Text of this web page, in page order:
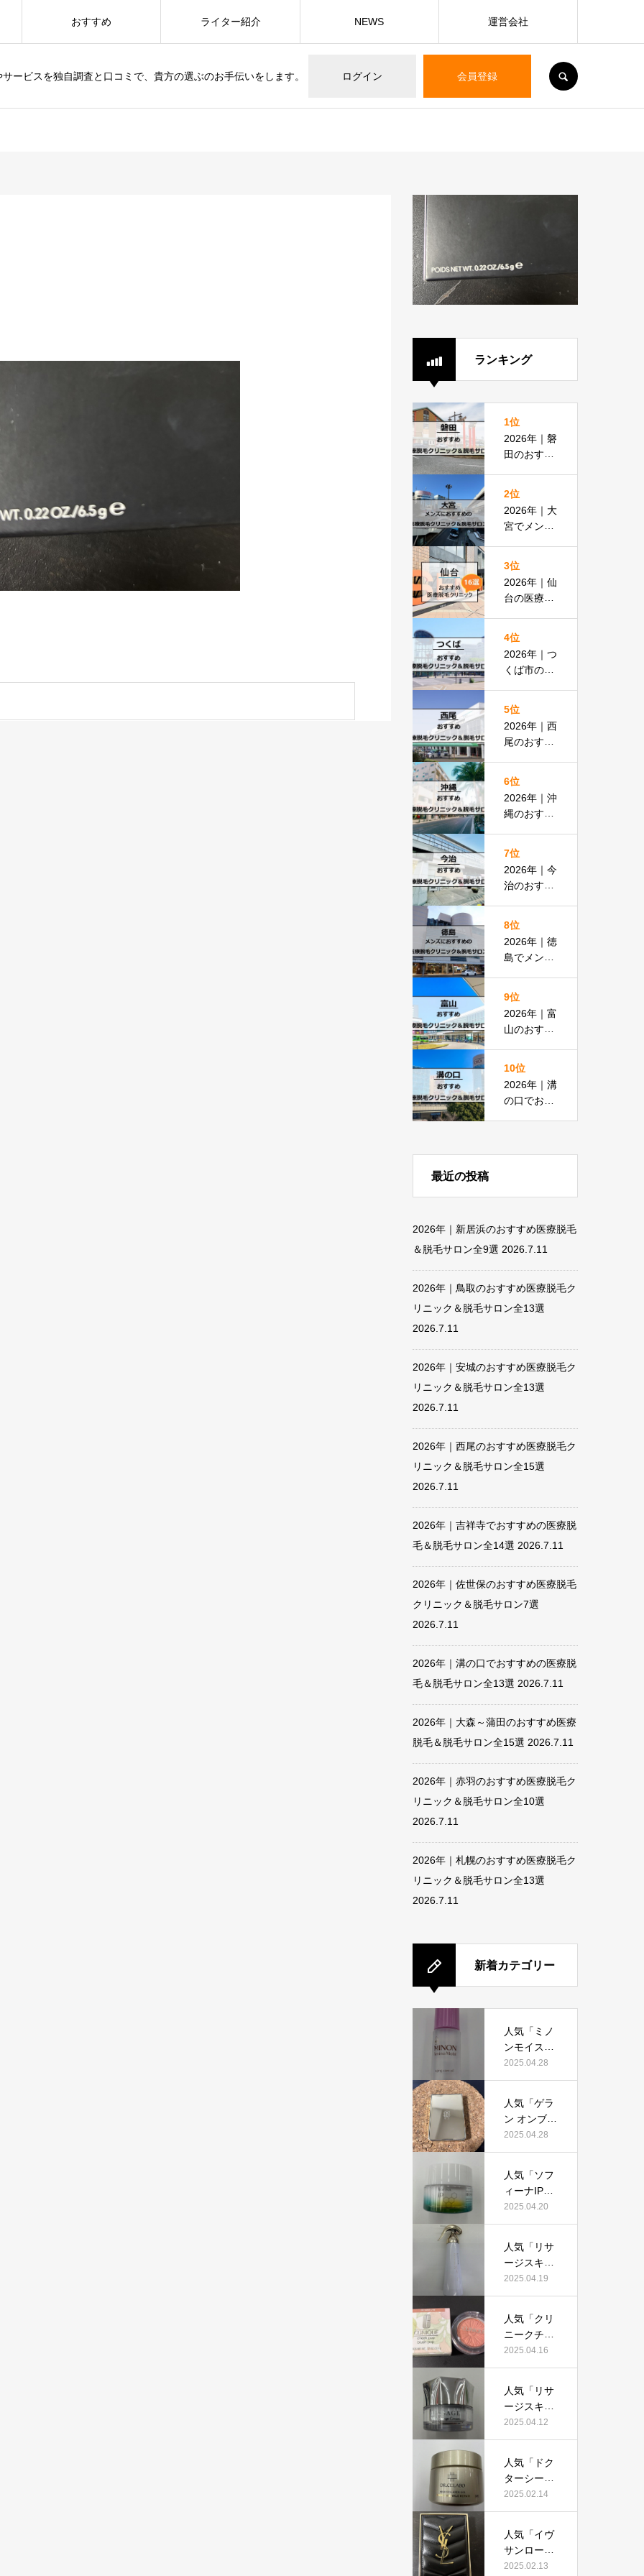
ービスを独自調査と口コミで、貴方の選ぶのお手伝いをします。 ログイン 会員登録
おすすめ ライター紹介 NEWS 運営会社
ランキング
1位
2026年｜磐
田のおすす
＆脱毛サロ
ン全8選
2位
2026年｜大
宮でメンズ
脱毛＆脱毛
サロン全16
選
3位
2026年｜仙
台の医療脱
払いOKの
安い医院も
紹介
4位
2026年｜つ
くば市のお
サロン全13
選
5位
2026年｜西
尾のおすす
＆脱毛サロ
ン全15選
6位
2026年｜沖
縄のおすす
ン全19選
7位
2026年｜今
治のおすす
＆脱毛サロ
ン全13選
8位
2026年｜徳
島でメンズ
脱毛＆脱毛
サロン全15
選
9位
2026年｜富
山のおすす
クリニック
＆脱毛サロ
ン全18選
10位
2026年｜溝
の口でおす
最近の投稿
2026年｜新居浜のおすすめ医療脱毛
＆脱毛サロン全9選 2026.7.11
2026年｜鳥取のおすすめ医療脱毛ク
リニック＆脱毛サロン全13選
2026.7.11
2026年｜安城のおすすめ医療脱毛ク
リニック＆脱毛サロン全13選
2026.7.11
2026年｜西尾のおすすめ医療脱毛ク
リニック＆脱毛サロン全15選
2026.7.11
2026年｜吉祥寺でおすすめの医療脱
毛＆脱毛サロン全14選 2026.7.11
2026年｜佐世保のおすすめ医療脱毛
クリニック＆脱毛サロン7選
2026.7.11
2026年｜溝の口でおすすめの医療脱
毛＆脱毛サロン全13選 2026.7.11
2026年｜大森～蒲田のおすすめ医療
脱毛＆脱毛サロン全15選 2026.7.11
2026年｜赤羽のおすすめ医療脱毛ク
リニック＆脱毛サロン全10選
2026.7.11
2026年｜札幌のおすすめ医療脱毛ク
リニック＆脱毛サロン全13選
2026.7.11
新着カテゴリー
人気「ミノ
ンモイスト
エイジング
ケアオイ
当におすす
め？美容マ
ニアが実際
コミを検
証！
2025.04.28
人気「ゲラ
ン オンブル
ジェオーラ
グロウ」っ
すすめ？美
容マニアの
私が実際使
コミを検
証！
2025.04.28
人気「ソフ
ィーナIPゴ
ールデンタ
イムリペア
リーム」っ
て本当にお
すすめ？美
実際使用し
て口コミを
検証！
2025.04.20
人気「リサ
ージスキン
メインテナ
イザーD
当におすす
め？美容マ
ニアの私が
て、口コミ
を検証！
2025.04.19
人気「クリ
ニークチー
クポップ」
って本当に
美容マニア
が実際使用
して口コミ
2025.04.16
人気「リサ
ージスキン
チェンジク
リーム」っ
すすめ？美
容マニアが
実際使用し
検証！
2025.04.12
人気「ドク
ターシーラ
ボ薬用アク
アコラーゲ
リッチリン
クルリペ
ア」って本
2025.02.14
人気「イヴ
サンローラ
ン クチュー
2025.02.13